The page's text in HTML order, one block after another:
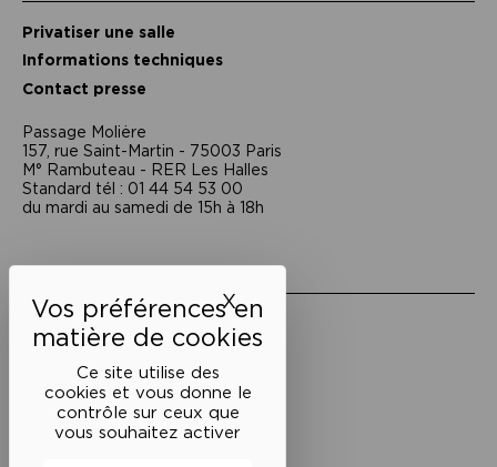
Ce site utilise des
cookies et vous donne le
contrôle sur ceux que
vous souhaitez activer
XMasquer le bandeau des
Privatiser une salle
Informations techniques
Contact presse
Passage Moliėre
157, rue Saint-Martin - 75003 Paris
M° Rambuteau - RER Les Halles
Standard tél : 01 44 54 53 00
du mardi au samedi de 15h à 18h
Mentions légales
Politique de confidentialité
Conditions générales de vente
Cookies